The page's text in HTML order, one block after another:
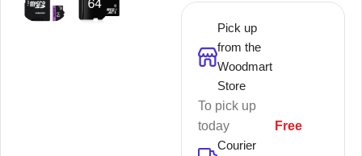
Pick up
from the
Woodmart
Store
To pick up
today
Free
Courier